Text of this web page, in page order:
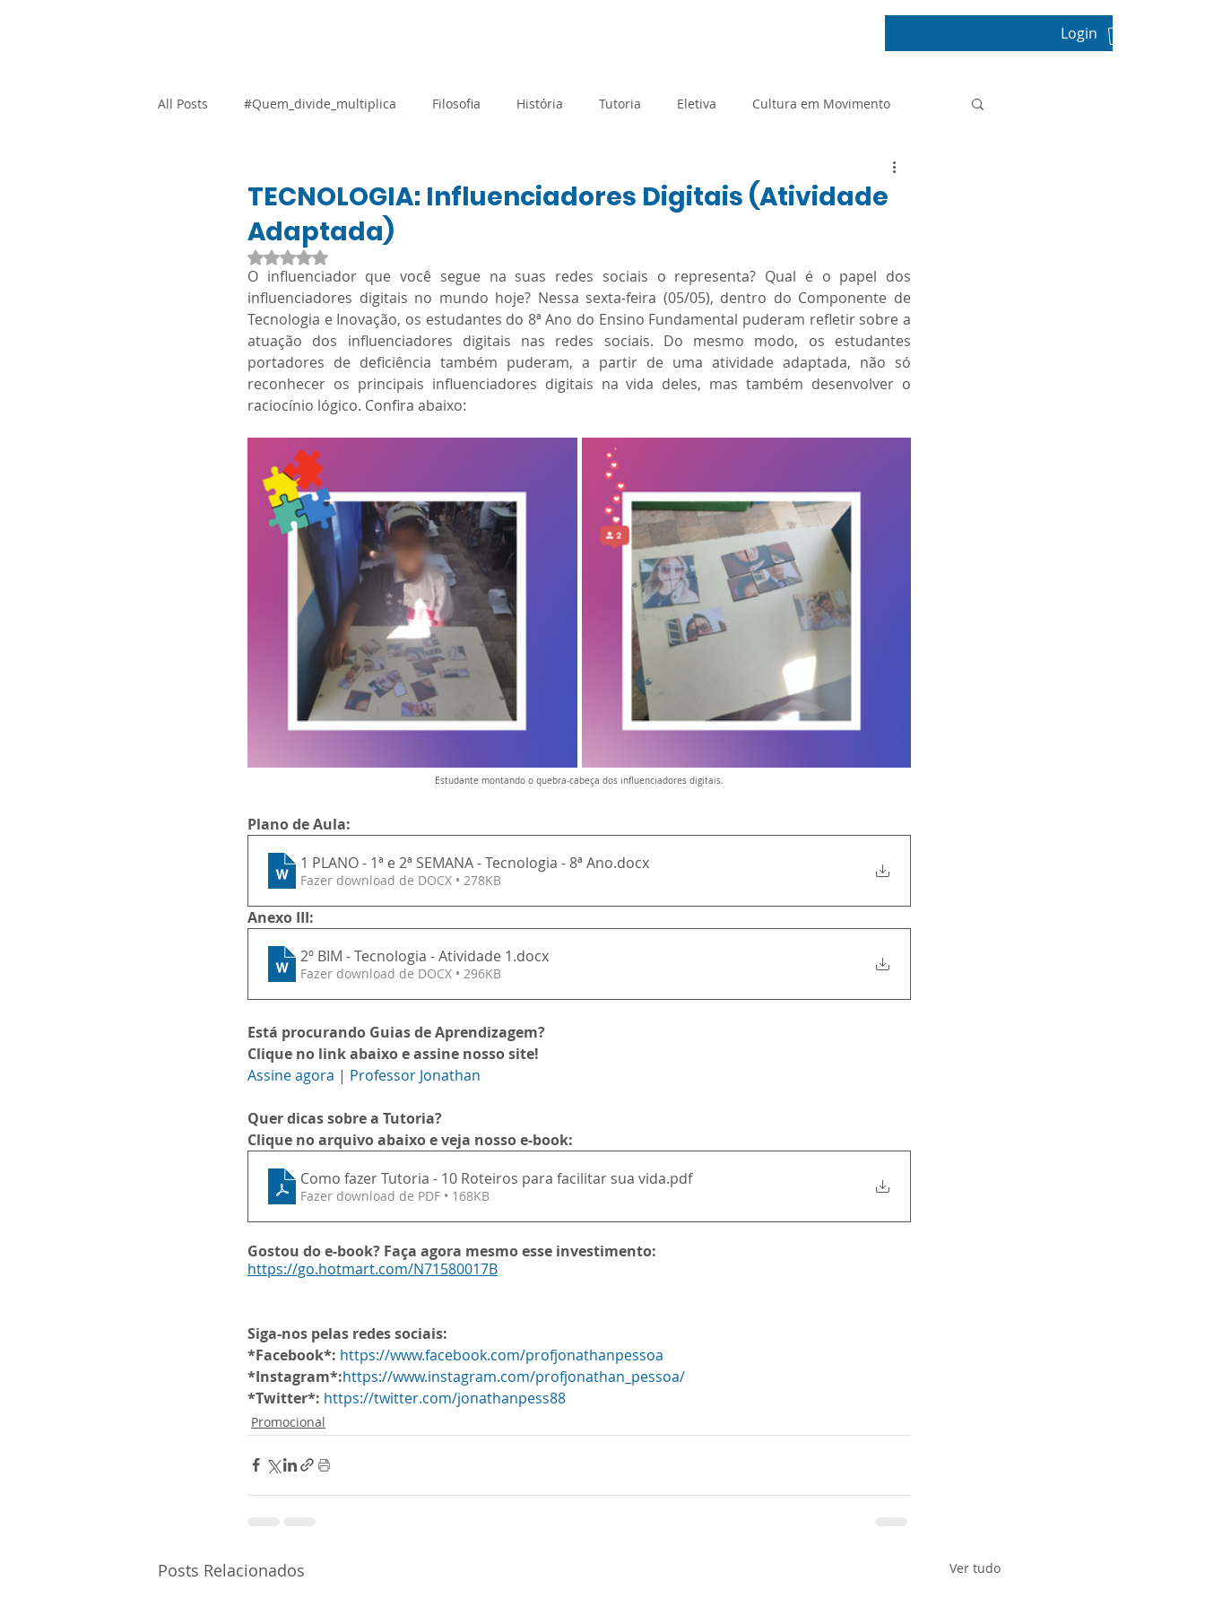
Login
All Posts #Quem_divide_multiplica Filosofia História Tutoria Eletiva Cultura em Movimento
Promocional Resoluções
Orientação Técnica Prova Paulista Processo Seletivo Planejamento Sala de Leitura
Língua Portuguesa Ciências Matemática Sociologia SAEB Avaliação Diagnóstica
TECNOLOGIA: Influenciadores Digitais (Atividade
Adaptada)
Avaliado com NaN de 5 estrelas.
O influenciador que você segue na suas redes sociais o representa? Qual é o papel dos
influenciadores digitais no mundo hoje? Nessa sexta-feira (05/05), dentro do Componente de
Tecnologia e Inovação, os estudantes do 8ª Ano do Ensino Fundamental puderam refletir sobre a
atuação dos influenciadores digitais nas redes sociais. Do mesmo modo, os estudantes
portadores de deficiência também puderam, a partir de uma atividade adaptada, não só
reconhecer os principais influenciadores digitais na vida deles, mas também desenvolver o
raciocínio lógico. Confira abaixo:
Estudante montando o quebra-cabeça dos influenciadores digitais.
Plano de Aula:
1 PLANO - 1ª e 2ª SEMANA - Tecnologia - 8ª Ano.docx
Fazer download de DOCX • 278KB
Anexo III:
2º BIM - Tecnologia - Atividade 1.docx
Fazer download de DOCX • 296KB
Está procurando Guias de Aprendizagem?
Clique no link abaixo e assine nosso site!
Assine agora | Professor Jonathan
Quer dicas sobre a Tutoria?
Clique no arquivo abaixo e veja nosso e-book:
Como fazer Tutoria - 10 Roteiros para facilitar sua vida.pdf
Fazer download de PDF • 168KB
Gostou do e-book? Faça agora mesmo esse investimento:
https://go.hotmart.com/N71580017B
Siga-nos pelas redes sociais:
*Facebook*: https://www.facebook.com/profjonathanpessoa
*Instagram*:https://www.instagram.com/profjonathan_pessoa/
*Twitter*: https://twitter.com/jonathanpess88
Promocional
Posts Relacionados Ver tudo